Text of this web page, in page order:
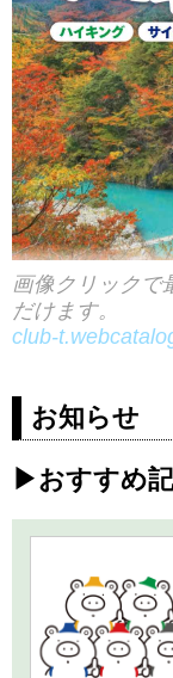
画像クリックで
だけます。
club-
お知らせ
▶おすすめ